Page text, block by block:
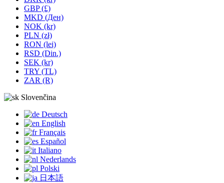
GBP (£)
MKD (Ден)
NOK (kr)
PLN (zł)
RON (lei)
RSD (Din.)
SEK (kr)
TRY (TL)
ZAR (R)
Slovenčina
Deutsch
English
Français
Español
Italiano
Nederlands
Polski
日本語